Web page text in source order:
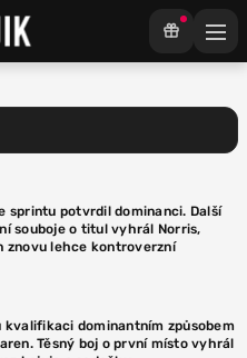
sprintu potvrdil dominanci. Další
souboje o titul vyhrál Norris,
znovu lehce kontroverzní
kvalifikaci dominantním způsobem
Těsný boj o první místo vyhrál